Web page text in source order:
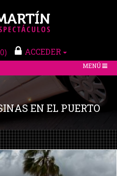
ACCEDER
TOGGLE
MENÚ
EN EL PUERTO